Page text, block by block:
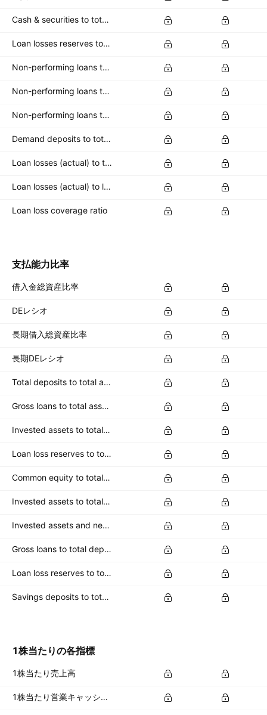
Cash & securities to total deposits
Loan losses reserves to total loans
Non-performing loans to common equity
Non-performing loans to loan loss reserves
Non-performing loans to total loans
Demand deposits to total deposits
Loan losses (actual) to total loans
Loan losses (actual) to loan loss reserve
Loan loss coverage ratio
支払能力比率
借入金総資産比率
DEレシオ
長期借入総資産比率
長期DEレシオ
Total deposits to total assets
Gross loans to total assets
Invested assets to total assets
Loan loss reserves to total assets
Common equity to total deposits
Invested assets to total deposits
Invested assets and net loans to total deposits
Gross loans to total deposits
Loan loss reserves to total capital
Savings deposits to total deposits
1株当たりの各指標
1株当たり売上高
1株当たり営業キャッシュフロー